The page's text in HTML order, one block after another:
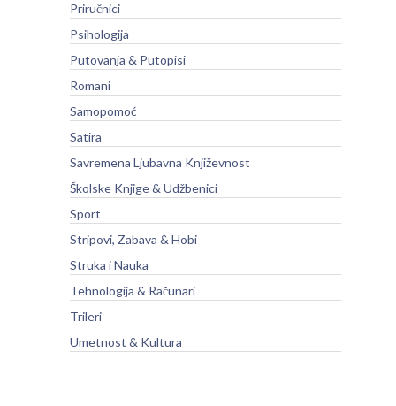
Priručnici
Psihologija
Putovanja & Putopisi
Romani
Samopomoć
Satira
Savremena Ljubavna Književnost
Školske Knjige & Udžbenici
Sport
Stripovi, Zabava & Hobi
Struka i Nauka
Tehnologija & Računari
Trileri
Umetnost & Kultura